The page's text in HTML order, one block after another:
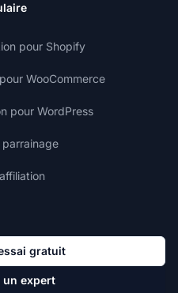
pour Shopify
WooCommerce
pour WordPress
gratuit
un expert